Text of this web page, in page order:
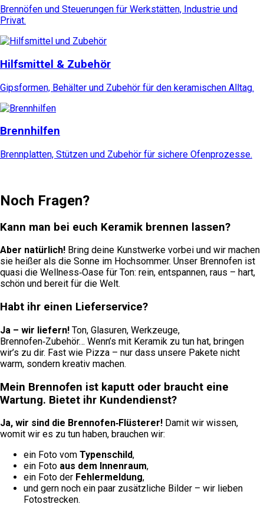
Brennöfen und Steuerungen für Werkstätten, Industrie und
Privat.
Hilfsmittel & Zubehör
Gipsformen, Behälter und Zubehör für den keramischen Alltag.
Brennhilfen
Brennplatten, Stützen und Zubehör für sichere Ofenprozesse.
Noch Fragen?
Kann man bei euch Keramik brennen lassen?
Aber natürlich! Bring deine Kunstwerke vorbei und wir machen
sie heißer als die Sonne im Hochsommer. Unser Brennofen ist
quasi die Wellness‑Oase für Ton: rein, entspannen, raus – hart,
schön und bereit für die Welt.
Habt ihr einen Lieferservice?
Ja – wir liefern! Ton, Glasuren, Werkzeuge,
Brennofen‑Zubehör… Wenn’s mit Keramik zu tun hat, bringen
wir’s zu dir. Fast wie Pizza – nur dass unsere Pakete nicht
warm, sondern kreativ machen.
Mein Brennofen ist kaputt oder braucht eine
Wartung. Bietet ihr Kundendienst?
Ja, wir sind die Brennofen‑Flüsterer! Damit wir wissen,
womit wir es zu tun haben, brauchen wir:
ein Foto vom Typenschild,
ein Foto aus dem Innenraum,
ein Foto der Fehlermeldung,
und gern noch ein paar zusätzliche Bilder – wir lieben
Fotostrecken.